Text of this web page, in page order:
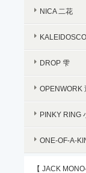
NICA 二花
DROP 雫
OPENWORK
PINKY RING
ONE-OF-A-
【 JACK